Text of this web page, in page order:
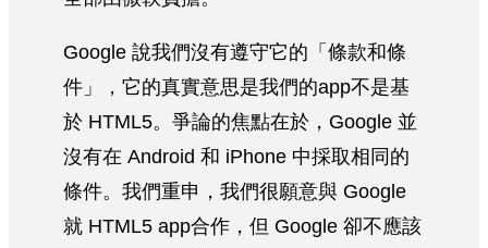
Google 說我們沒有遵守它的「條款和條
件」，它的真實意思是我們的app不是基
於 HTML5。爭論的焦點在於，Google 並
沒有在 Android 和 iPhone 中採取相同的
條件。我們重申，我們很願意與 Google
就 HTML5 app合作，但 Google 卻不應該